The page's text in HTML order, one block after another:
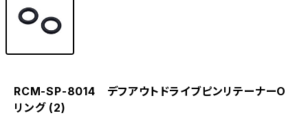
RCM-SP-8014 デフアウトドライブピンリテーナーO
リング (2)